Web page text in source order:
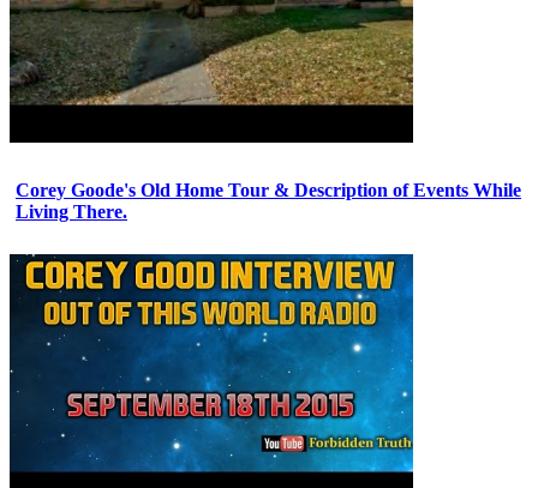
Corey Goode's Old Home Tour & Description of Events While
Living There.